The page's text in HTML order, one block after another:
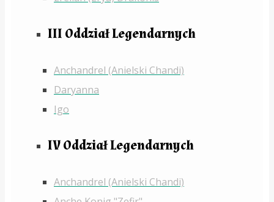
III Oddział Legendarnych
Anchandrel (Anielski Chandi)
Daryanna
Igo
IV Oddział Legendarnych
Anchandrel (Anielski Chandi)